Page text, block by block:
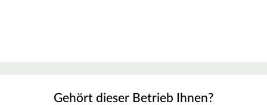
Gehört dieser Betrieb Ihnen?